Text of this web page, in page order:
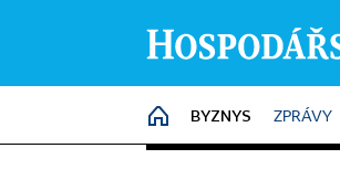
HOME
BYZNYS ZPRÁVY